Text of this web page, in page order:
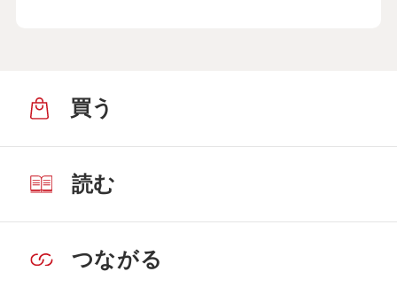
買う
読む
つながる